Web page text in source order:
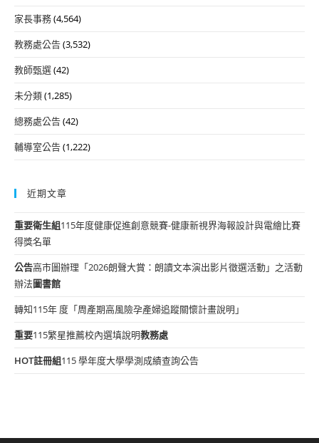
家長事務(4,564)
教務處公告(3,532)
教師甄選(42)
未分類(1,285)
總務處公告(42)
輔導室公告(1,222)
近期文章
重要衛生組115年度健康促進創意競賽-健康新視界海報設計與電繪比賽
得獎名單
公告高市圖辦理「2026朗聲大賞：朗讀文本演出影片徵選活動」之活動
辦法圖書館
轉知115年 度「周產期高風險孕產婦追蹤關懷計畫說明」
重要115繁星推薦校內選填說明教務處
HOT註冊組115 學年度大學學測成績查詢公告